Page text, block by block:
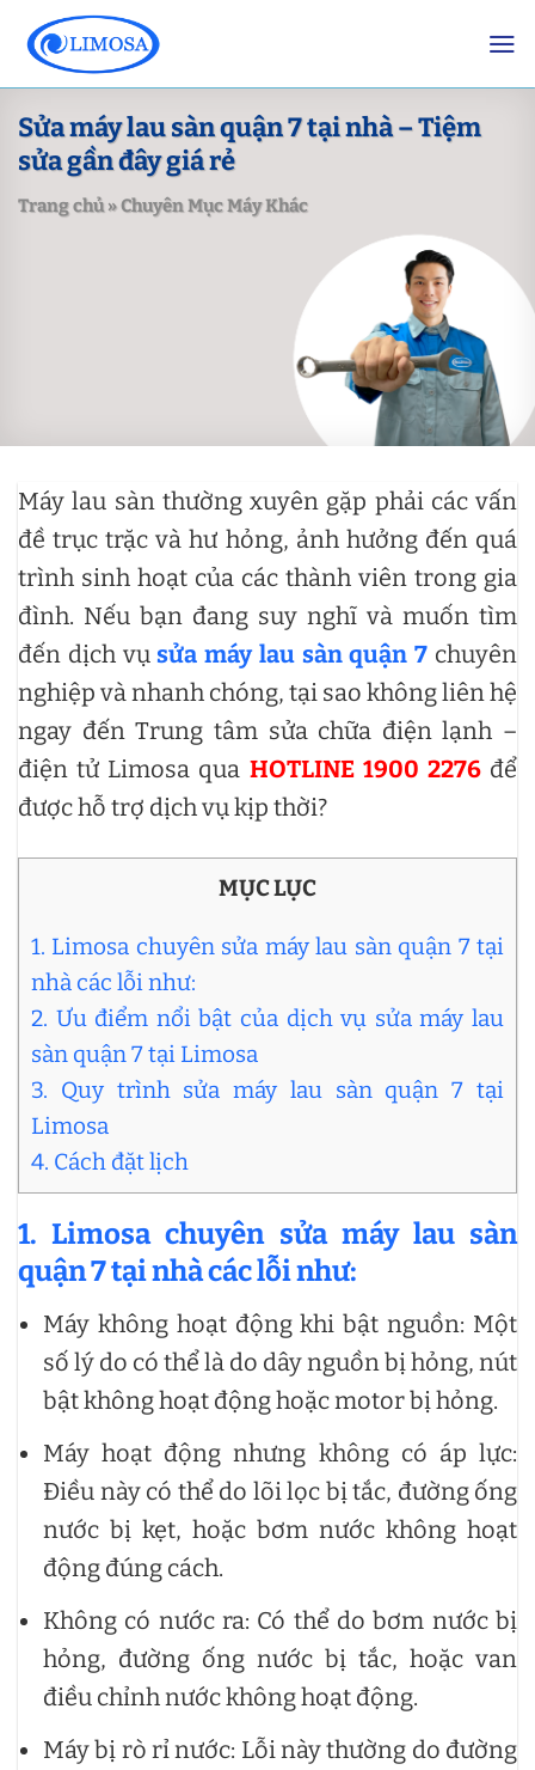
content
Sửa máy lau sàn quận 7 tại nhà – Tiệm
sửa gần đây giá rẻ
Trang chủ»Chuyên Mục Máy Khác
Máy lau sàn thường xuyên gặp phải các vấn
đề trục trặc và hư hỏng, ảnh hưởng đến quá
trình sinh hoạt của các thành viên trong gia
đình. Nếu bạn đang suy nghĩ và muốn tìm
đến dịch vụsửa máy lau sàn quận 7 chuyên
nghiệp và nhanh chóng, tại sao không liên hệ
ngay đến Trung tâm sửa chữa điện lạnh –
điện tử Limosa qua HOTLINE 1900 2276để
được hỗ trợ dịch vụ kịp thời?
MỤC LỤC
1. Limosa chuyên sửa máy lau sàn quận 7 tại
nhà các lỗi như:
2. Ưu điểm nổi bật của dịch vụ sửa máy lau
sàn quận 7 tại Limosa
3. Quy trình sửa máy lau sàn quận 7 tại
Limosa
4. Cách đặt lịch
1. Limosa chuyên sửa máy lau sàn
quận 7tại nhà các lỗi như:
Máy không hoạt động khi bật nguồn: Một
số lý do có thể là do dây nguồn bị hỏng, nút
bật không hoạt động hoặc motor bị hỏng.
Máy hoạt động nhưng không có áp lực:
Điều này có thể do lõi lọc bị tắc, đường ống
nước bị kẹt, hoặc bơm nước không hoạt
động đúng cách.
Không có nước ra: Có thể do bơm nước bị
hỏng, đường ống nước bị tắc, hoặc van
điều chỉnh nước không hoạt động.
Máy bị rò rỉ nước: Lỗi này thường do đường